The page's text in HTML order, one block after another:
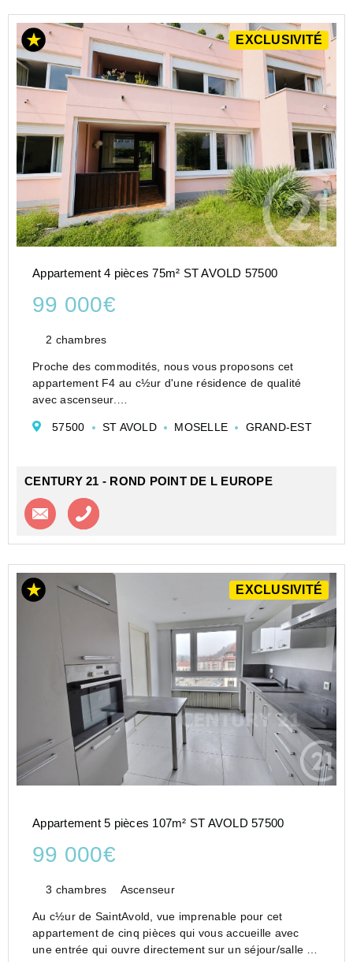
EXCLUSIVITÉ
Appartement 4 pièces 75m² ST AVOLD 57500
99 000€
2 chambres
Proche des commodités, nous vous proposons cet
appartement F4 au c½ur d'une résidence de qualité
avec ascenseur.
fonctionnalité se conjuguent harmonieusement.
57500 ST AVOLD MOSELLE GRAND-EST
CENTURY 21 - ROND POINT DE L EUROPE
Contacter l'agence
EXCLUSIVITÉ
Appartement 5 pièces 107m² ST AVOLD 57500
99 000€
3 chambres Ascenseur
Au c½ur de SaintAvold, vue imprenable pour cet
appartement de cinq pièces qui vous accueille avec
une entrée qui ouvre directement sur un séjour/salle à